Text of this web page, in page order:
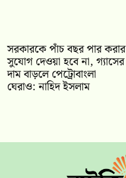
সরকারকে পাঁচ বছর পার করার
সুযোগ দেওয়া হবে না, গ্যাসের
দাম বাড়লে পেট্রোবাংলা
ঘেরাও: নাহিদ ইসলাম